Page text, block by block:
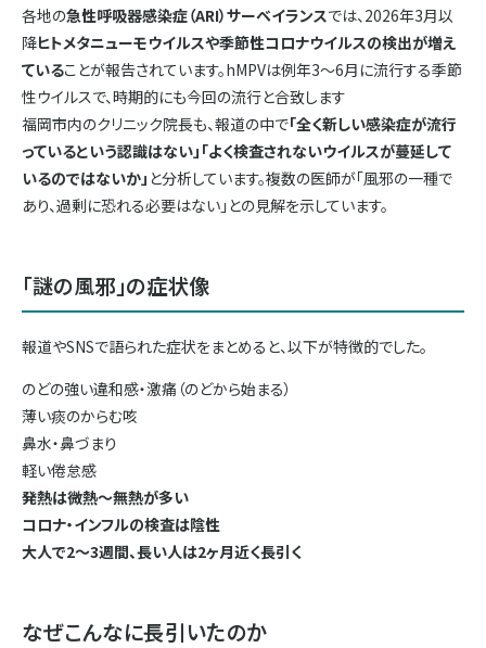
各地の急性呼吸器感染症（ARI）サーベイランスでは、2026年3月以
降ヒトメタニューモウイルスや季節性コロナウイルスの検出が増え
ていることが報告されています。hMPVは例年3〜6月に流行する季節
性ウイルスで、時期的にも今回の流行と合致します
福岡市内のクリニック院長も、報道の中で「全く新しい感染症が流行
っているという認識はない」「よく検査されないウイルスが蔓延して
いるのではないか」 と分析しています。複数の医師が「風邪の一種で
あり、過剰に恐れる必要はない」との見解を示しています。
「謎の風邪」の症状像
報道やSNSで語られた症状をまとめると、以下が特徴的でした。
のどの強い違和感・激痛（のどから始まる）
薄い痰のからむ咳
鼻水・鼻づまり
軽い倦怠感
発熱は微熱〜無熱が多い
コロナ・インフルの検査は陰性
大人で2〜3週間、長い人は2ヶ月近く長引く
なぜこんなに長引いたのか